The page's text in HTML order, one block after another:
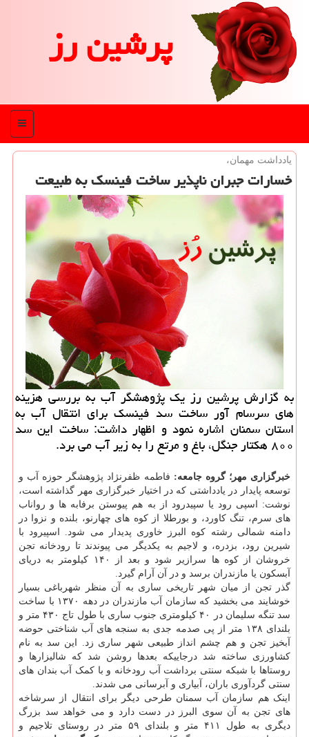
پرشین رز
منو
یادداشت مهمان،
خسارات جبران ناپذیر ساخت فینسك به طبیعت
به گزارش پرشین رز یك پژوهشگر آب به بررسی هزینه
های سرسام آور ساخت سد فینسك برای انتقال آب به
استان سمنان اشاره نمود و اظهار داشت: ساخت این سد
۸۰۰ هكتار جنگل، باغ و مرتع را به زیر آب می برد.
خبرگزاری مهر؛ گروه جامعه: فاطمه ظفرنژاد پژوهشگر حوزه آب و
توسعه پایدار در یادداشتی که در اختیار خبرگزاری مهر گذاشته است،
نوشت: اسپی رود یا سپیدرود از به هم پیوستن برفابه ها و رواناب
های سرم، تنگ کاورد، و بورطلا از کوه های چهارنو، بلنده و نزوا در
دامنه شمالی رشته کوه البرز خاوری پدیدار می شود. اسپیرود با
شیرین رود، بزدره، و لاجیم به یکدیگر می پیوندند تا رودخانه تجن
خروشان از کوه ها سرازیر شود و بعد از ۱۴۰ کیلومتر به دریای
آبسکون یا مازندران برسد و در آن آرام گیرد.
گذر تجن از میان شهر تاریخی ساری به آن منظر شهرباغی بسیار
خوشایند می بخشید که سازمان آب مازندران در دهه ۱۳۷۰ با ساخت
سد تنگه سلیمان در ۴۰ کیلومتری جنوب ساری با طول تاج ۴۳۰ متر و
بلندای ۱۳۸ متر از پی صدمه جدی به سنجه های آب شناختی حوضه
آبخیز تجن و هم چشم انداز طبیعی شهر ساری زد. این سد به نام
کشاورزی ساخته شد درجاییکه بعدها روشن شد که شالیزارها و
روستاها با شبکه سنتی برداشت آب رودخانه و با کمک آب بندان های
سنتی گردآوری باران، آبیاری و آبرسانی می شدند.
اینک هم سازمان آب سمنان طرحی دیگر برای انتقال از سرشاخه
های تجن به آن سوی البرز در دست دارد و می خواهد سد بزرگ
دیگری به طول ۴۱۱ متر و بلندای ۵۹ متر در روستای تلاجیم و